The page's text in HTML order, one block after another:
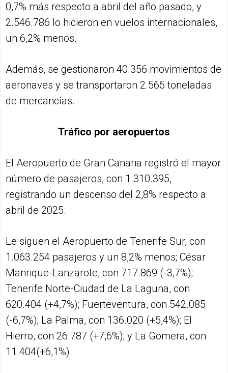
0,7% más respecto a abril del año pasado, y
2.546.786 lo hicieron en vuelos internacionales,
un 6,2% menos.
Además, se gestionaron 40.356 movimientos de
aeronaves y se transportaron 2.565 toneladas
de mercancías.
Tráfico por aeropuertos
El Aeropuerto de Gran Canaria registró el mayor
número de pasajeros, con 1.310.395,
registrando un descenso del 2,8% respecto a
abril de 2025.
Le siguen el Aeropuerto de Tenerife Sur, con
1.063.254 pasajeros y un 8,2% menos; César
Manrique-Lanzarote, con 717.869 (-3,7%);
Tenerife Norte-Ciudad de La Laguna, con
620.404 (+4,7%); Fuerteventura, con 542.085
(-6,7%); La Palma, con 136.020 (+5,4%); El
Hierro, con 26.787 (+7,6%); y La Gomera, con
11.404(+6,1%).